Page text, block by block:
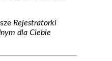
Rejestratorki
dla Ciebie